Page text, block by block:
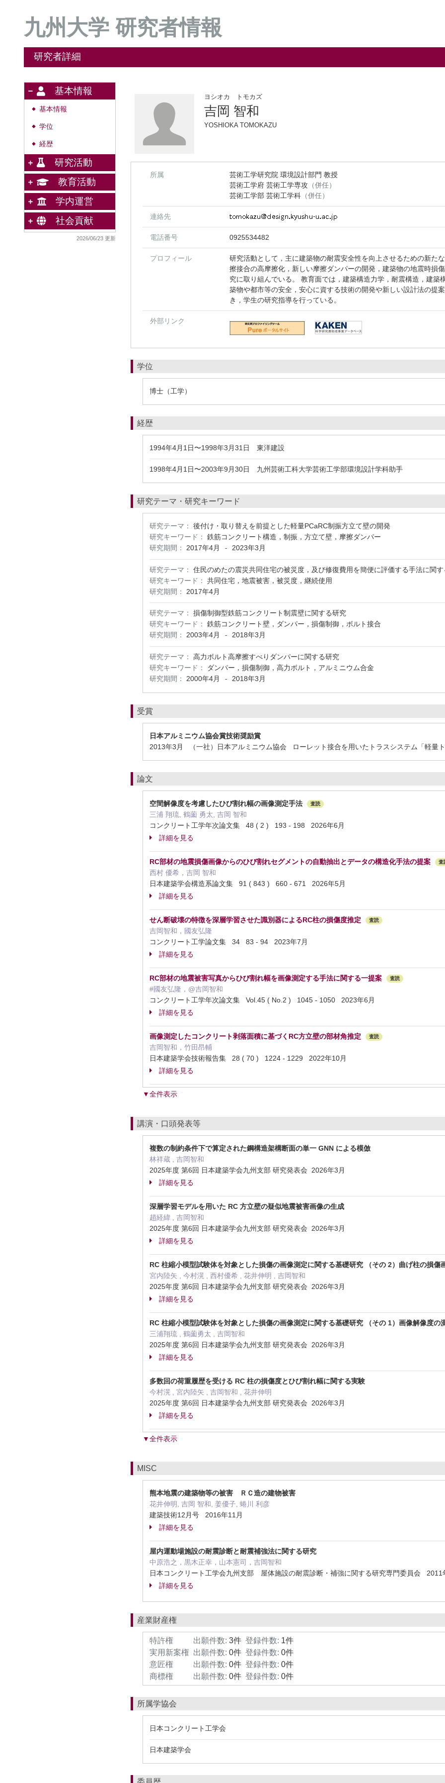
九州大学 研究者情報
研究者詳細
基本情報
◆ 基本情報
◆ 学位
◆ 経歴
研究活動
教育活動
学内運営
社会貢献
2026/06/23 更新
ヨシオカ トモカズ
吉岡 智和
YOSHIOKA TOMOKAZU
所属
芸術工学研究院 環境設計部門 教授
芸術工学府 芸術工学専攻 （併任）
芸術工学部 芸術工学科 （併任）
連絡先
電話番号 0925534482
プロフィール
研究活動として，主に建築物の耐震安全性を向上させるための新た
擦接合の高摩擦化，新しい摩擦ダンパーの開発，建築物の地震時損
究に取り組んでいる。 教育面では，建築構造力学，耐震構造，建
築物や都市等の安全，安心に資する技術の開発や新しい設計法の提
き，学生の研究指導を行っている。
外部リンク
学位
博士（工学）
経歴
1994年4月1日〜1998年3月31日 東洋建設
1998年4月1日〜2003年9月30日 九州芸術工科大学芸術工学部環境設計学科助手
研究テーマ・研究キーワード
研究テーマ：
後付け・取り替えを前提とした軽量PCaRC制振方立て壁の開発
研究キーワード：
鉄筋コンクリート構造，制振，方立て壁，摩擦ダンパー
研究期間：
2017年4月 - 2023年3月
研究テーマ：
住民のめたの震災共同住宅の被災度，及び修復費用を簡便に評価する手法に関
研究キーワード：
共同住宅，地震被害，被災度，継続使用
研究期間：
2017年4月
研究テーマ：
損傷制御型鉄筋コンクリート制震壁に関する研究
研究キーワード：
鉄筋コンクリート壁，ダンパー，損傷制御，ボルト接合
研究期間：
2003年4月 - 2018年3月
研究テーマ：
高力ボルト高摩擦すべりダンパーに関する研究
研究キーワード：
ダンパー，損傷制御，高力ボルト，アルミニウム合金
研究期間：
2000年4月 - 2018年3月
受賞
日本アルミニウム協会賞技術奨励賞
2013年3月 （一社）日本アルミニウム協会 ローレット接合を用いたトラスシステム「軽量
論文
空間解像度を考慮したひび割れ幅の画像測定手法 査読
三浦 翔琉, 鶴薗 勇太, 吉岡 智和
コンクリート工学年次論文集 48 ( 2 ) 193 - 198 2026年6月
詳細を見る
RC部材の地震損傷画像からのひび割れセグメントの自動抽出とデータの構造化手法の提案 査
西村 優希，吉岡 智和­
日本建築学会構造系論文集 91 ( 843 ) 660 - 671 2026年5月
詳細を見る
せん断破壊の特徴を深層学習させた識別器によるRC柱の損傷度推定 査読
吉岡智和，國友弘隆
コンクリート工学論文集 34 83 - 94 2023年7月
詳細を見る
RC部材の地震被害写真からひび割れ幅を画像測定する手法に関する一提案 査読
#國友弘隆，@吉岡智和
コンクリート工学年次論文集 Vol.45 ( No.2 ) 1045 - 1050 2023年6月
詳細を見る
画像測定したコンクリート剥落面積に基づくRC方立壁の部材角推定 査読
吉岡智和，竹田昂輔
日本建築学会技術報告集 28 ( 70 ) 1224 - 1229 2022年10月
詳細を見る
▼全件表示
講演・口頭発表等
複数の制約条件下で算定された鋼構造架構断面の単一 GNN による模倣
林祥蔵 , 吉岡智和
2025年度 第6回 日本建築学会九州支部 研究発表会 2026年3月
詳細を見る
深層学習モデルを用いた RC 方立壁の疑似地震被害画像の生成
趙経緯 , 吉岡智和
2025年度 第6回 日本建築学会九州支部 研究発表会 2026年3月
詳細を見る
RC 柱縮小模型試験体を対象とした損傷の画像測定に関する基礎研究 （その 2）曲げ柱の損傷
宮内陸矢 , 今村滉 , 西村優希 , 花井伸明 , 吉岡智和
2025年度 第6回 日本建築学会九州支部 研究発表会 2026年3月
詳細を見る
RC 柱縮小模型試験体を対象とした損傷の画像測定に関する基礎研究 （その 1）画像解像度の
三浦翔琉 , 鶴薗勇太 , 吉岡智和
2025年度 第6回 日本建築学会九州支部 研究発表会 2026年3月
詳細を見る
多数回の荷重履歴を受ける RC 柱の損傷度とひび割れ幅に関する実験
今村滉 , 宮内陸矢 , 吉岡智和 , 花井伸明
2025年度 第6回 日本建築学会九州支部 研究発表会 2026年3月
詳細を見る
▼全件表示
MISC
熊本地震の建築物等の被害 ＲＣ造の建物被害
花井伸明, 吉岡 智和, 姜優子, 蜷川 利彦
建築技術12月号 2016年11月
詳細を見る
屋内運動場施設の耐震診断と耐震補強法に関する研究
中原浩之，黒木正幸，山本憲司，吉岡智和
日本コンクリート工学会九州支部 屋体施設の耐震診断・補強に関する研究専門委員会 2011
詳細を見る
産業財産権
特許権 出願件数: 3件 登録件数: 1件
実用新案権 出願件数: 0件 登録件数: 0件
意匠権
出願件数: 0件 登録件数: 0件
商標権
出願件数: 0件 登録件数: 0件
所属学協会
日本コンクリート工学会
日本建築学会